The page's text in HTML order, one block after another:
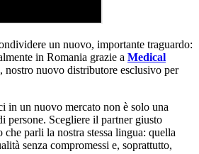
un nuovo, importante traguardo:
in Romania grazie a Medical
, nostro nuovo distributore esclusivo per
in un nuovo mercato non è solo una
persone. Scegliere il partner giusto
parli la nostra stessa lingua: quella
senza compromessi e, soprattutto,